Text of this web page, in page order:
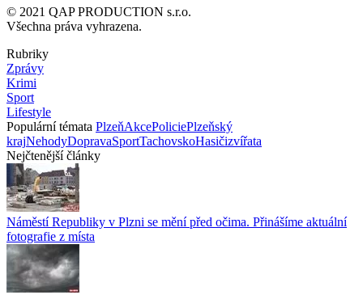
© 2021 QAP PRODUCTION s.r.o.
Všechna práva vyhrazena.
Rubriky
Zprávy
Krimi
Sport
Lifestyle
Populární témata PlzeňAkcePoliciePlzeňský
krajNehodyDopravaSportTachovskoHasičizvířata
Nejčtenější články
Náměstí Republiky v Plzni se mění před očima. Přinášíme aktuální
fotografie z místa